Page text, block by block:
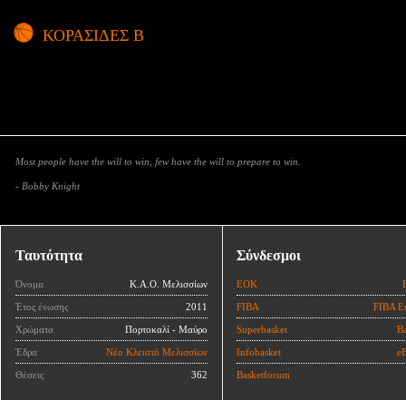
ΚΟΡΑΣΙΔΕΣ Β
Most people have the will to win, few have the will to prepare to win.
- Bobby Knight
Ταυτότητα
Όνομα Κ.Α.Ο. Μελισσίων
Έτος ένωσης 2011
Χρώματα Πορτοκαλί - Μαύρο
Έδρα Νέο Κλειστό Μελισσίων
Θέσεις 362
Σύνδεσμοι
ΕΟΚ
FIBA FIBA
Superbasket
Infobasket
Basketforum